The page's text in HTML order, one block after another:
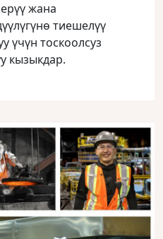
жана
тиешелүү
үчүн тоскоолсуз
кызыкдар.